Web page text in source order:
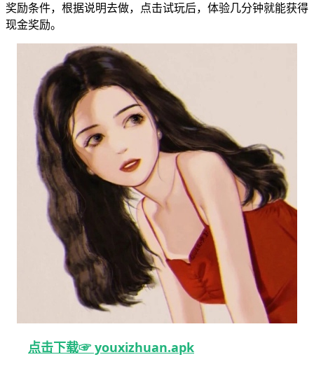
奖励条件，根据说明去做，点击试玩后，体验几分钟就能获得
现金奖励。
点击下载☞ youxizhuan.apk